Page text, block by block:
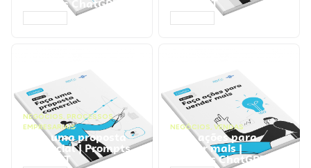
Prompts ChatGPT ChatGPT
NEGÓCIOS, PROCESSOS
EMPRESARIAIS
Faça uma proposta
comercial | Prompts
ChatGPT
NEGÓCIOS, VENDAS
Faça ações para
vender mais |
Prompts ChatGPT